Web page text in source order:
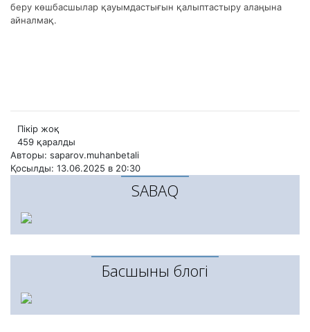
беру көшбасшылар қауымдастығын қалыптастыру алаңына
айналмақ.
Пікір жоқ
459 қаралды
Авторы: saparov.muhanbetali
Қосылды: 13.06.2025 в 20:30
SABAQ
Басшының блогі